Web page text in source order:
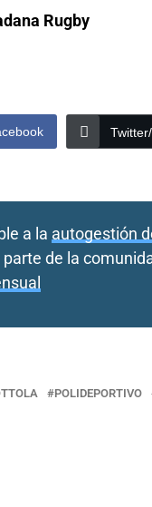
Rugby
a la autogestión
de la
POLIDEPORTIVO